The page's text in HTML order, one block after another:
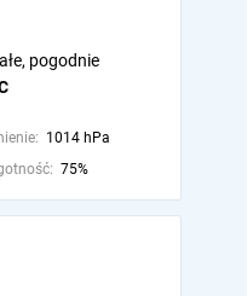
pogodnie
1014 hPa
75%